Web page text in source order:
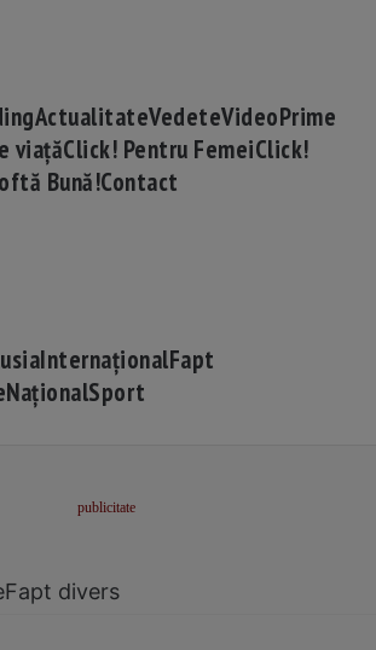
ActualitateVedeteVideoPrime
viațăClick! Pentru FemeiClick!
Bună!Contact
InternaționalFapt
NaționalSport
Fapt divers